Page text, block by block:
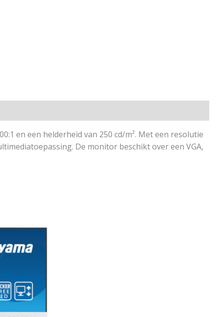
en een helderheid van 250 cd/m². Met een resolutie
De monitor beschikt over een VGA,